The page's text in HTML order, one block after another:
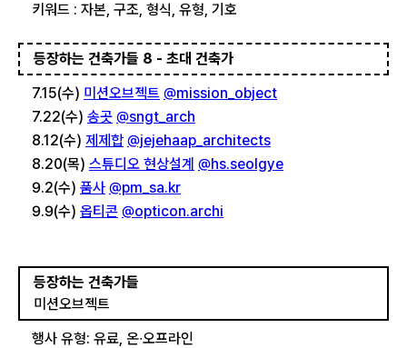
키워드 : 자본, 구조, 형식, 유형, 기호
등장하는 건축가들 8 - 초대 건축가
7.15(수) 미션오브젝트 @mission_object
7.22(수) 송곳 @sngt_arch
8.12(수) 제제합 @jejehaap_architects
8.20(목) 스튜디오 현상설계 @hs.seolgye
9.2(수) 품사 @pm_sa.kr
9.9(수) 옵티콘 @opticon.archi
등장하는 건축가들
미션오브젝트
행사 유형: 유료, 온∙오프라인